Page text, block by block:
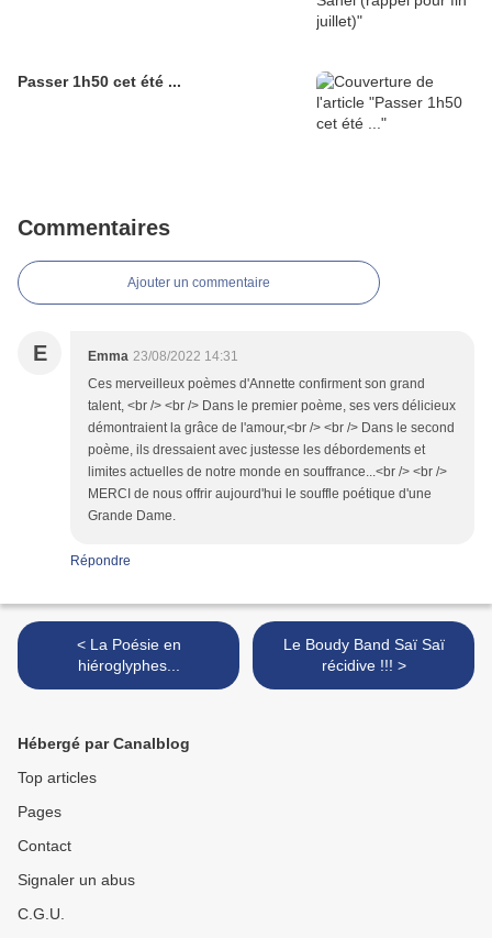
Passer 1h50 cet été ...
Commentaires
Ajouter un commentaire
E Emma 23/08/2022 14:31
Ces merveilleux poèmes d'Annette confirment son grand
talent, <br /> <br /> Dans le premier poème, ses vers délicieux
démontraient la grâce de l'amour,<br /> <br /> Dans le second
poème, ils dressaient avec justesse les débordements et
limites actuelles de notre monde en souffrance...<br /> <br />
MERCI de nous offrir aujourd'hui le souffle poétique d'une
Grande Dame.
Répondre
< La Poésie en
hiéroglyphes...
Le Boudy Band Saï Saï
récidive !!! >
Hébergé par Canalblog
Top articles
Pages
Contact
Signaler un abus
C.G.U.